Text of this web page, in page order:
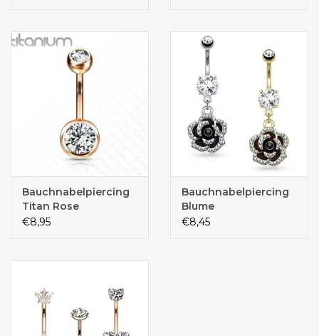
Bauchnabelpiercing
Titan Rose
€8,95
Bauchnabelpiercing
Blume
€8,45